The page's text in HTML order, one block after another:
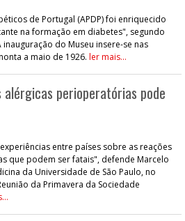
de Portugal (APDP) foi enriquecido
na formação em diabetes", segundo
do Museu insere-se nas
a maio de 1926. ler mais...
perioperatórias pode
entre países sobre as reações
que podem ser fatais", defende Marcelo
da Universidade de São Paulo, no
da Primavera da Sociedade